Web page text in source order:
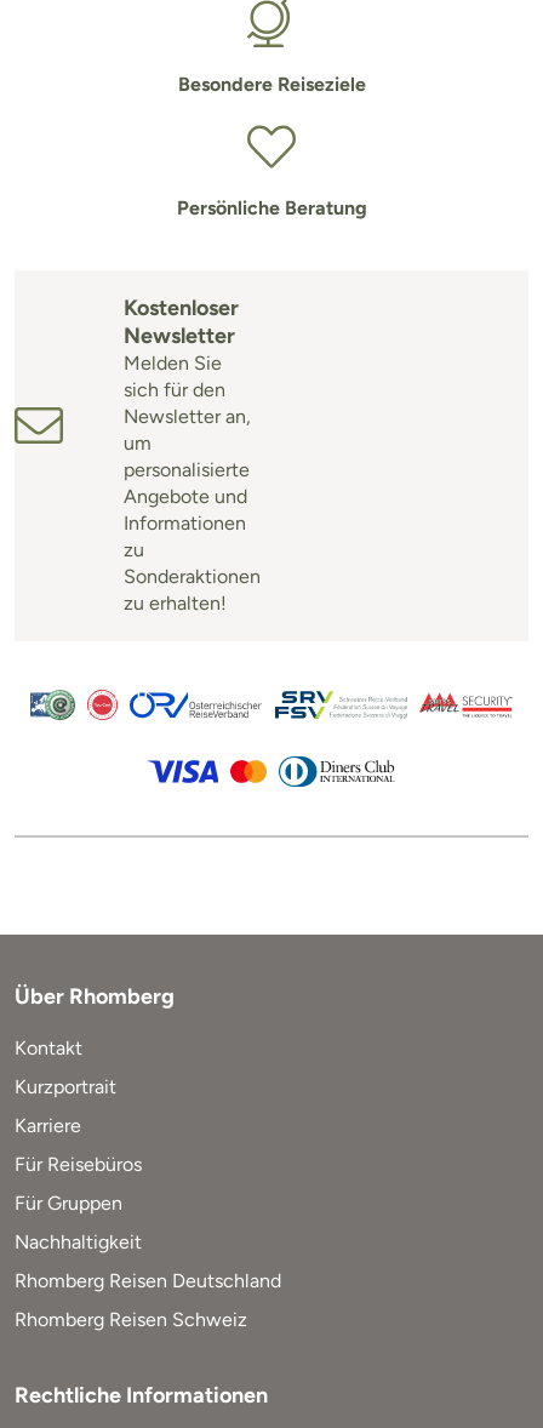
Besondere Reiseziele
Persönliche Beratung
Kostenloser
Newsletter
Melden Sie
sich für den
Newsletter an,
um
personalisierte
Angebote und
Informationen
zu
Sonderaktionen
zu erhalten!
Über Rhomberg
Kontakt
Kurzportrait
Karriere
Für Reisebüros
Für Gruppen
Nachhaltigkeit
Rhomberg Reisen Deutschland
Rhomberg Reisen Schweiz
Rechtliche Informationen